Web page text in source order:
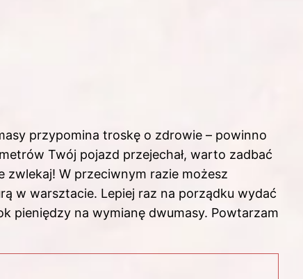
przypomina troskę o zdrowie – powinno
Twój pojazd przejechał, warto zadbać
zwlekaj! W przeciwnym razie możesz
w warsztacie. Lepiej raz na porządku wydać
pieniędzy na wymianę dwumasy. Powtarzam